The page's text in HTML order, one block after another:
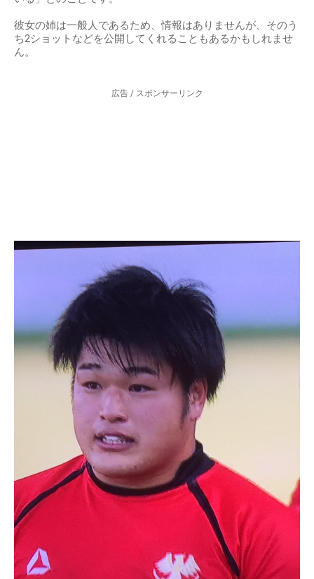
彼女の姉は一般人であるため、情報はありませんが、そのう
ち2ショットなどを公開してくれることもあるかもしれませ
ん。
広告 / スポンサーリンク